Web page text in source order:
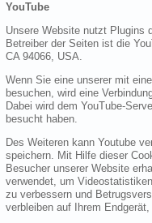
YouTube
Unsere Website nutzt Plugins
Betreiber der Seiten ist die
CA 94066, USA.
Wenn Sie eine unserer mit
besuchen, wird eine
Dabei wird dem YouTube-
besucht haben.
Des Weiteren kann Youtube
speichern. Mit Hilfe dieser
Besucher unserer Website
verwendet, um
zu verbessern und
verbleiben auf Ihrem